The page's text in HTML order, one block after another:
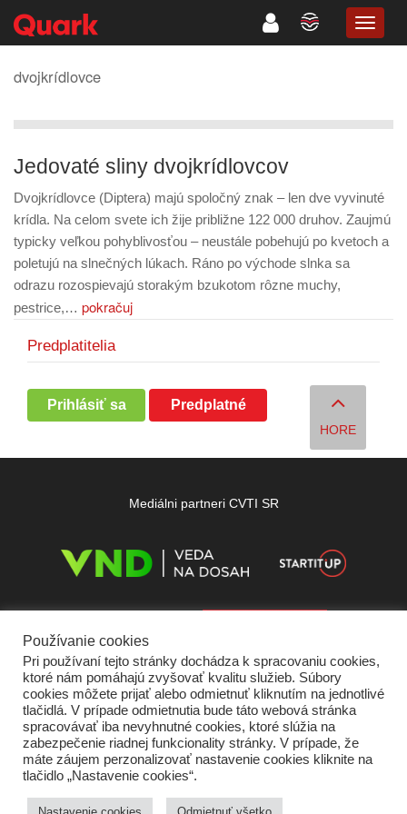
dvojkrídlovce
Jedovaté sliny dvojkrídlovcov
Dvojkrídlovce (Diptera) majú spoločný znak – len dve vyvinuté
krídla. Na celom svete ich žije približne 122 000 druhov. Zaujmú
typicky veľkou pohyblivosťou – neustále pobehujú po kvetoch a
poletujú na slnečných lúkach. Ráno po východe slnka sa
odrazu rozospievajú storakým bzukotom rôzne muchy,
pestrice,… pokračuj
Predplatitelia
Prihlásiť sa Predplatné
HORE
Mediálni partneri CVTI SR
Domov O nás Kontakt Vydavateľ
Podmienky používania
Ochrana súkromia Štatút súťaží
Používanie cookies
Pri používaní tejto stránky dochádza k spracovaniu cookies,
ktoré nám pomáhajú zvyšovať kvalitu služieb. Súbory
cookies môžete prijať alebo odmietnuť kliknutím na jednotlivé
tlačidlá. V prípade odmietnutia bude táto webová stránka
spracovávať iba nevyhnutné cookies, ktoré slúžia na
zabezpečenie riadnej funkcionality stránky. V prípade, že
máte záujem perzonalizovať nastavenie cookies kliknite na
tlačidlo „Nastavenie cookies“.